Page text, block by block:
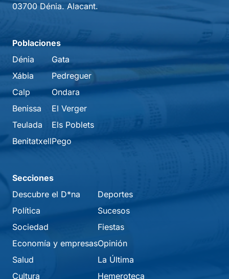
03700 Dénia. Alacant.
Poblaciones
Dénia
Xábia
Calp
Benissa
Teulada
Benitatxell
Gata
Pedreguer
Ondara
El Verger
Els Poblets
Pego
Secciones
Descubre el D*na
Política
Sociedad
Economía y empresas
Salud
Cultura
Deportes
Sucesos
Fiestas
Opinión
La Última
Hemeroteca